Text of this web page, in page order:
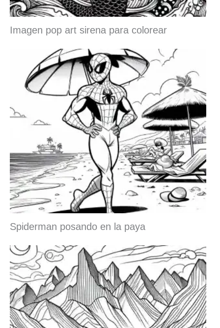
Imagen pop art sirena para colorear
Spiderman posando en la paya